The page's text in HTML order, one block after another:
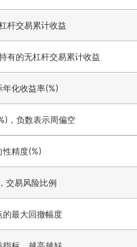
杆交易累计收益
有的无杠杆交易累计收益
化收益率(%)
，负数表示周偏空
性精度(%)
交易风险比例
的最大回撤幅度